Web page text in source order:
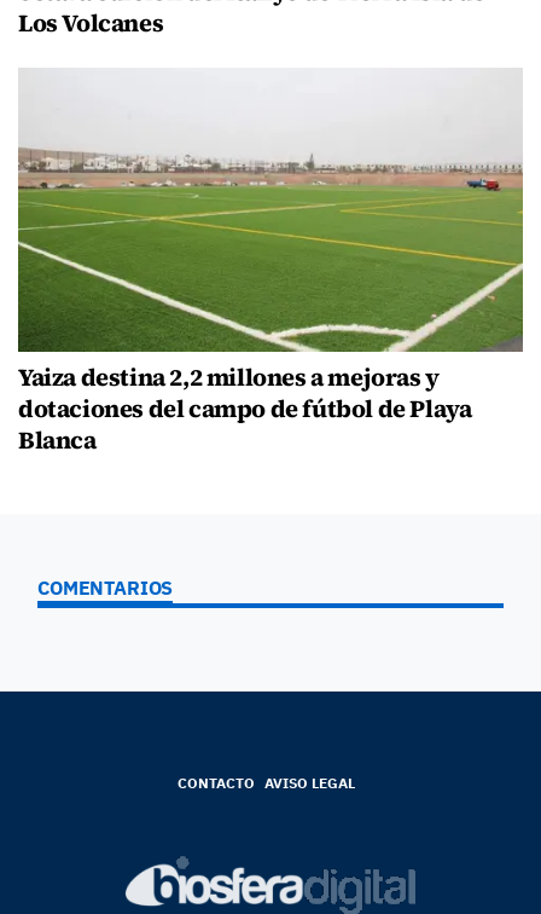
Los Volcanes
Yaiza destina 2,2 millones a mejoras y
dotaciones del campo de fútbol de Playa
Blanca
COMENTARIOS
CONTACTO AVISO LEGAL